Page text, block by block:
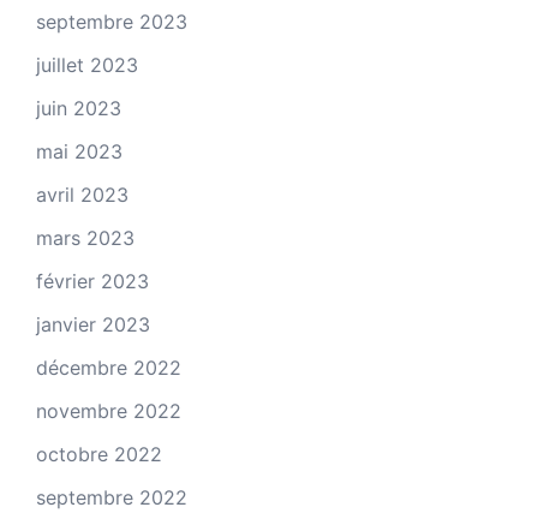
septembre 2023
juillet 2023
juin 2023
mai 2023
avril 2023
mars 2023
février 2023
janvier 2023
décembre 2022
novembre 2022
octobre 2022
septembre 2022